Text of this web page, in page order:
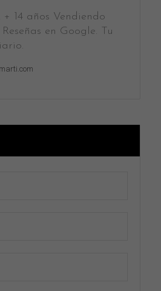
14 años Vendiendo
en Google. Tu